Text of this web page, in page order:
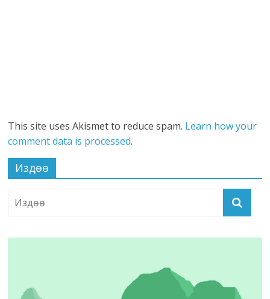
This site uses Akismet to reduce spam. Learn how your
comment data is processed.
Издөө